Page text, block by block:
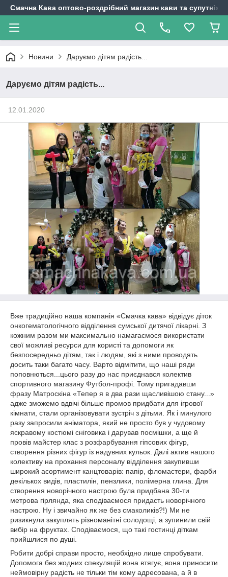
Смачна Кава оптово-роздрібний магазин кави та супутніх
Новини Даруємо дітям радість...
Даруємо дітям радість...
12.01.2020
Вже традиційно наша компанія «Смачка кава» відвідує діток
онкогематологічного відділення сумської дитячої лікарні. З
кожним разом ми максимально намагаємося використати
свої можливі ресурси для користі та допомоги як
безпосередньо дітям, так і людям, які з ними проводять
досить таки багато часу. Варто відмітити, що наші ряди
поповнються...цього разу до нас приєднався колектив
спортивного магазину Футбол-профі. Тому пригадавши
фразу Матроскіна «Тепер я в два рази щасливішою стану...»
адже зможемо вдвічі більше промов придбати для ігрової
кімнати, стали організовувати зустріч з дітьми. Як і минулого
разу запросили аніматора, який не просто був у чудовому
яскравому костюмі сніговика і дарував посмішки, а ще й
провів майстер клас з розфарбування гіпсових фігур,
створення різних фігур із надувних кульок. Далі актив нашого
колективу на прохання персоналу відділення закупивши
широкий асортимент канцтоварів: папір, фломастери, фарби
декількох видів, пластилін, пензлики, полімерна глина. Для
створення новорічного настрою була придбана 30-ти
метрова гірлянда, яка сподіваємося придасть новорічного
настрою. Ну і звичайно як же без смаколиків?!) Ми не
ризикнули закуплять різноманітні солодощі, а зупинили свій
вибір на фруктах. Сподіваємося, що такі гостинці діткам
прийшлися по душі.
Робити добрі справи просто, необхідно лише спробувати.
Допомога без жодних спекуляцій вона втягує, вона приносити
неймовірну радість не тільки тім кому адресована, а й в